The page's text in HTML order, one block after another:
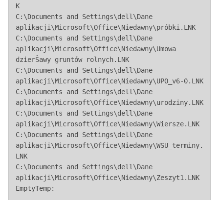
K
C:\Documents and Settings\dell\Dane
aplikacji\Microsoft\Office\Niedawny\próbki.LNK
C:\Documents and Settings\dell\Dane
aplikacji\Microsoft\Office\Niedawny\Umowa
dzierŜawy gruntów rolnych.LNK
C:\Documents and Settings\dell\Dane
aplikacji\Microsoft\Office\Niedawny\UPO_v6-0.LNK
C:\Documents and Settings\dell\Dane
aplikacji\Microsoft\Office\Niedawny\urodziny.LNK
C:\Documents and Settings\dell\Dane
aplikacji\Microsoft\Office\Niedawny\Wiersze.LNK
C:\Documents and Settings\dell\Dane
aplikacji\Microsoft\Office\Niedawny\WSU_terminy.
LNK
C:\Documents and Settings\dell\Dane
aplikacji\Microsoft\Office\Niedawny\Zeszyt1.LNK
EmptyTemp: